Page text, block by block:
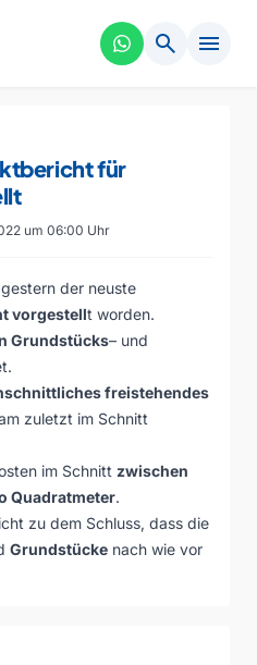
search menu
für
um 06:00 Uhr
der neuste
vorgestellt worden.
Grundstücks– und
freistehendes
zuletzt im Schnitt
im Schnitt zwischen
Quadratmeter.
zu dem Schluss, dass die
Grundstücke nach wie vor